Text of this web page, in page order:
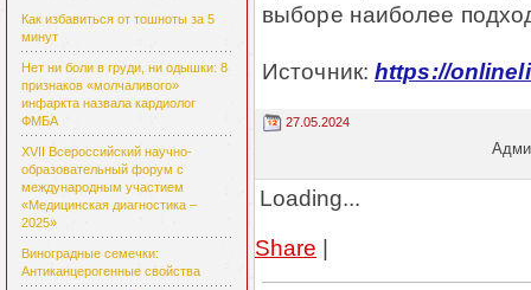
Как избавиться от тошноты за 5
минут
Нет ни боли в груди, ни одышки: 8
признаков «молчаливого»
инфаркта назвала кардиолог
ФМБА
XVII Всероссийский научно-
образовательный форум с
международным участием
«Медицинская диагностика –
2025»
Виноградные семечки:
Антиканцерогенные свойства
выборе наиболее
Источник: https://
27.05.2024
Loading...
Share |